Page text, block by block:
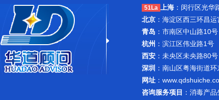
51La 上海 ：闵行区光
北京 ：海淀区西三环
青岛 ：市南区中山
杭州 ：滨江区伟业
西安 ：未央区未央
深圳
：南山区粤海街道
网址 ：
咨询服务项目 ： 消毒产品